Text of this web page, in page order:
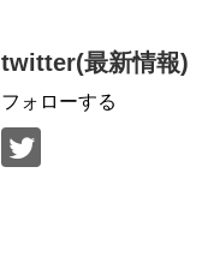
twitter(最新情報)
フォローする